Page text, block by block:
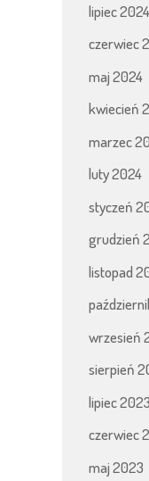
lipiec 2024
czerwiec
maj 2024
kwiecień
marzec
luty 2024
styczeń
grudzień
listopad
wrzesień
sierpień
lipiec 2023
czerwiec
maj 2023